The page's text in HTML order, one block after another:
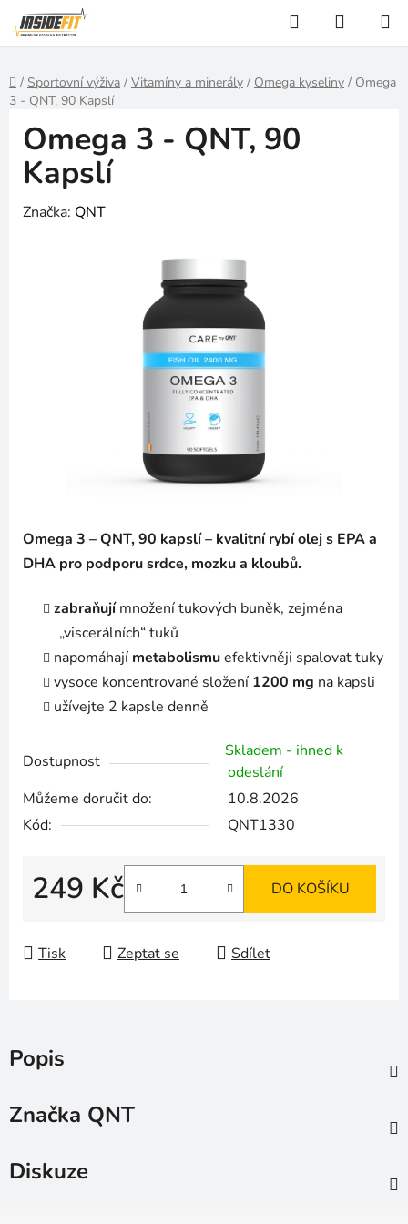
Přejít
na
obsah
Hledat
KOŠÍK
Domů
/ Sportovní výživa / Vitamíny a minerály / Omega kyseliny / Omega
3 - QNT, 90 Kapslí
Omega 3 – QNT, 90 kapslí – kvalitní rybí olej s EPA a
DHA pro podporu srdce, mozku a kloubů.
zabraňujímnožení tukových buněk, zejména
„viscerálních“ tuků
napomáhají metabolismuefektivněji spalovat tuky
vysoce koncentrované složení 1200 mg na kapsli
užívejte 2 kapsle denně
Dostupnost
Skladem - ihned k
odeslání
Můžeme doručit do:
10.8.2026
Kód:
QNT1330
249 Kč DO KOŠÍKU
Tisk Zeptat se Sdílet
Omega 3 - QNT, 90
Kapslí
Značka: QNT
Popis
Značka QNT
Diskuze